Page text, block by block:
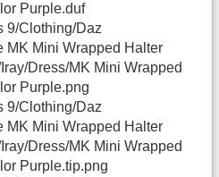
Purple.duf
9/Clothing/Daz
MK Mini Wrapped Halter
Dress/MK Mini Wrapped
Purple.png
9/Clothing/Daz
MK Mini Wrapped Halter
Dress/MK Mini Wrapped
Purple.tip.png